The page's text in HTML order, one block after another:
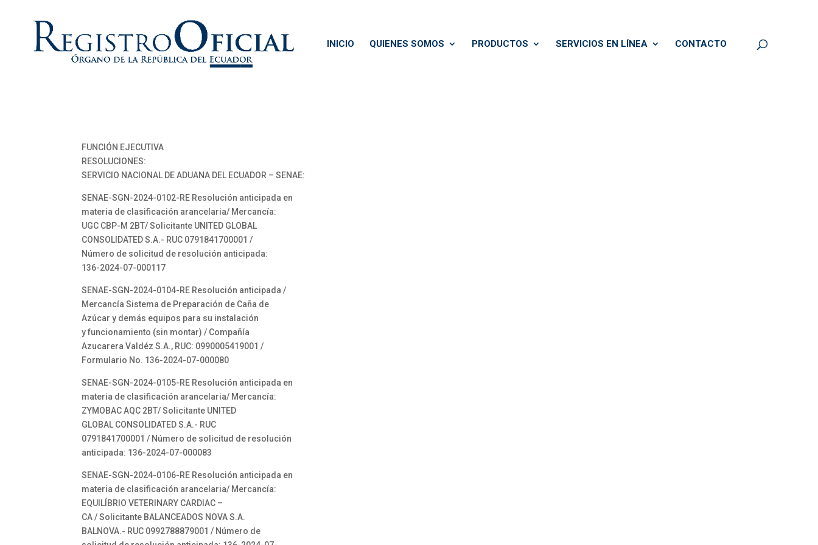
INICIO QUIENES SOMOS PRODUCTOS SERVICIOS EN LÍNEA CONTACTO
FUNCIÓN EJECUTIVA
RESOLUCIONES:
SERVICIO NACIONAL DE ADUANA DEL ECUADOR – SENAE:
SENAE-SGN-2024-0102-RE Resolución anticipada en
materia de clasificación arancelaria/ Mercancía:
UGC CBP-M 2BT/ Solicitante UNITED GLOBAL
CONSOLIDATED S.A.- RUC 0791841700001 /
Número de solicitud de resolución anticipada:
136-2024-07-000117
SENAE-SGN-2024-0104-RE Resolución anticipada /
Mercancía Sistema de Preparación de Caña de
Azúcar y demás equipos para su instalación
y funcionamiento (sin montar) / Compañía
Azucarera Valdéz S.A., RUC: 0990005419001 /
Formulario No. 136-2024-07-000080
SENAE-SGN-2024-0105-RE Resolución anticipada en
materia de clasificación arancelaria/ Mercancía:
ZYMOBAC AQC 2BT/ Solicitante UNITED
GLOBAL CONSOLIDATED S.A.- RUC
0791841700001 / Número de solicitud de resolución
anticipada: 136-2024-07-000083
SENAE-SGN-2024-0106-RE Resolución anticipada en
materia de clasificación arancelaria/ Mercancía:
EQUILÍBRIO VETERINARY CARDIAC –
CA / Solicitante BALANCEADOS NOVA S.A.
BALNOVA.- RUC 0992788879001 / Número de